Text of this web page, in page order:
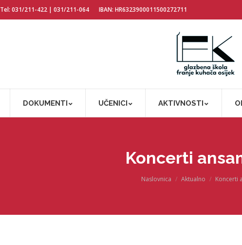
Tel: 031/211-422 | 031/211-064 IBAN: HR6323900011500272711
DOKUMENTI UČENICI AKTIVNOSTI
Koncerti
You are here:
Naslovnica Aktualno Koncerti